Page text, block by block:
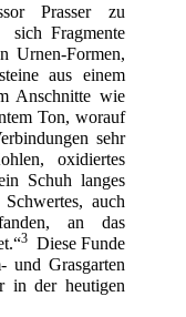
Prasser zu
Fragmente
Urnen-Formen,
aus einem
Anschnitte wie
Ton, worauf
sehr
oxidiertes
Schuh langes
auch
an das
3 Diese Funde
und Grasgarten
in der heutigen